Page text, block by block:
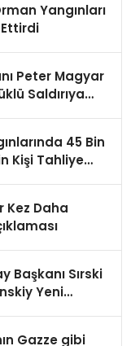
Yangınları
Peter Magyar
Saldırıya
45 Bin
Kişi Tahliye
Kez Daha
Başkanı Sırski
Yeni
Gazze gibi